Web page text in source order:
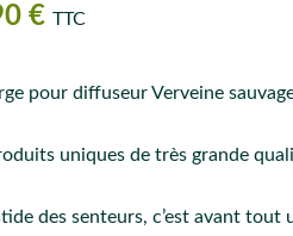
€ TTC
pour diffuseur Verveine
uniques de très grande
des senteurs, c’est avant